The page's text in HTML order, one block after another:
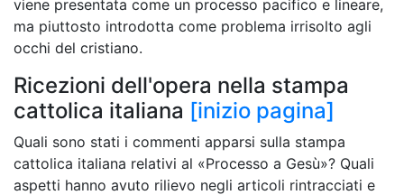
viene presentata come un processo pacifico e lineare,
ma piuttosto introdotta come problema irrisolto agli
occhi del cristiano.
Ricezioni dell'opera nella stampa
cattolica italiana [inizio pagina]
Quali sono stati i commenti apparsi sulla stampa
cattolica italiana relativi al «Processo a Gesù»? Quali
aspetti hanno avuto rilievo negli articoli rintracciati e